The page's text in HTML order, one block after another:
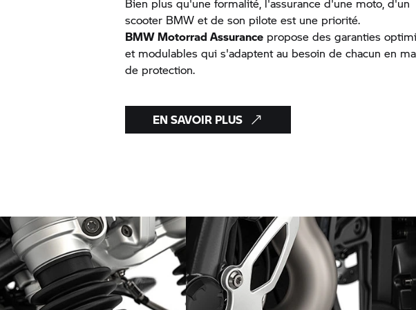
scooter BMW et de son pilote est une priorité.
BMW Motorrad Assurance propose des garanties
et modulables qui s'adaptent au besoin de chacun en
de protection.
EN SAVOIR PLUS